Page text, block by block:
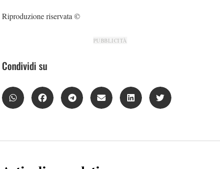
Riproduzione riservata ©
PUBBLICITÀ
Condividi su